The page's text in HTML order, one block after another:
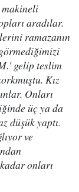
makineli
aradılar.
ramazanın
gelip teslim
Kız
Onları
üç ya da
düşük yaptı.
ve
onları